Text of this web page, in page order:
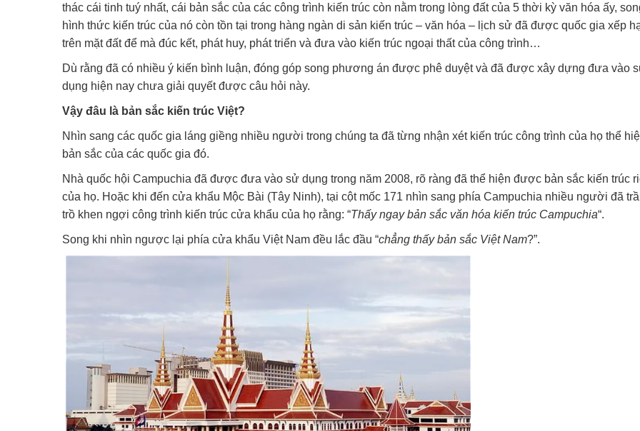
thác cái tinh tuý nhất, cái bản sắc của các công trình kiến trúc còn nằm trong lòng đất của 5 thời kỳ văn hóa ấy,
hình thức kiến trúc của nó còn tồn tại trong hàng ngàn di sản kiến trúc – văn hóa – lịch sử đã được quốc gia xếp
trên mặt đất để mà đúc kết, phát huy, phát triển và đưa vào kiến trúc ngoại thất của công trình…
Dù rằng đã có nhiều ý kiến bình luận, đóng góp song phương án được phê duyệt và đã được xây dựng đưa vào
dụng hiện nay chưa giải quyết được câu hỏi này.
Vậy đâu là bản sắc kiến trúc Việt?
Nhìn sang các quốc gia láng giềng nhiều người trong chúng ta đã từng nhận xét kiến trúc công trình của họ thể
bản sắc của các quốc gia đó.
Nhà quốc hội Campuchia đã được đưa vào sử dụng trong năm 2008, rõ ràng đã thể hiện được bản sắc kiến trúc
của họ. Hoặc khi đến cửa khẩu Mộc Bài (Tây Ninh), tại cột mốc 171 nhìn sang phía Campuchia nhiều người đã
trồ khen ngợi công trình kiến trúc cửa khẩu của họ rằng: “Thấy ngay bản sắc văn hóa kiến trúc Campuchia“.
Song khi nhìn ngược lại phía cửa khẩu Việt Nam đều lắc đầu “chẳng thấy bản sắc Việt Nam?”.